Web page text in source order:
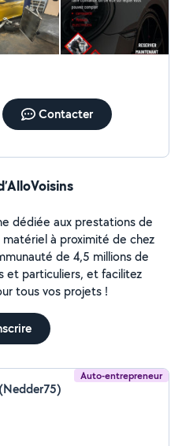
Contacter
dédiée aux prestations de
à proximité de chez
de 4,5 millions de
et particuliers, et facilitez
tous vos projets !
Auto-entrepreneur